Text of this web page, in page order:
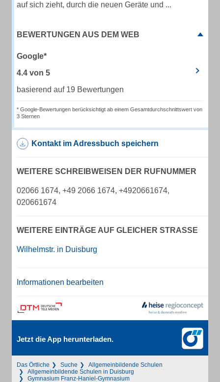
auf sich zieht, durch die neuen Geräte und ...
BEWERTUNGEN AUS DEM WEB
Google*
4.4 von 5
basierend auf 19 Bewertungen
* Google-Bewertungen berücksichtigt ab einem Gesamtdurchschnittswert von
3 Sternen
Kontakt im Adressbuch speichern
WEITERE SCHREIBWEISEN DER RUFNUMMER
02066 1674, +49 2066 1674, +4920661674,
020661674
WEITERE EINTRÄGE AUF GLEICHER STRASSE
Wilhelmstr. in Duisburg
Informationen bearbeiten
Jetzt die App herunterladen.
Das Örtliche Suche
Allgemeinbildende Schulen
Allgemeinbildende Schulen in Duisburg
Gymnasium Franz-Haniel-Gymnasium